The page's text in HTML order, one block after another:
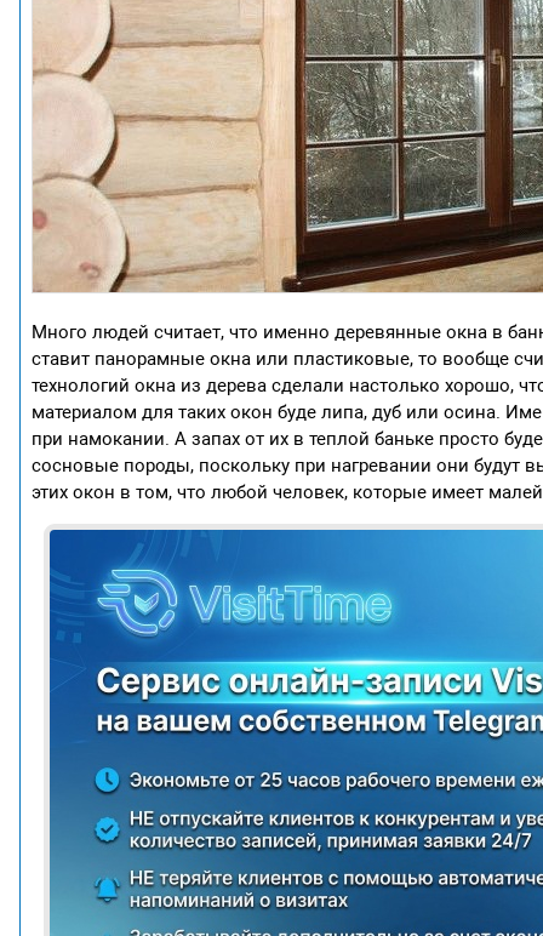
Много людей считает, что именно деревянные окна в
ставит панорамные окна или пластиковые, то вообще
технологий окна из дерева сделали настолько хорошо,
материалом для таких окон буде липа, дуб или осина.
при намокании. А запах от их в теплой баньке просто
сосновые породы, поскольку при нагревании они будут
этих окон в том, что любой человек, которые имеет